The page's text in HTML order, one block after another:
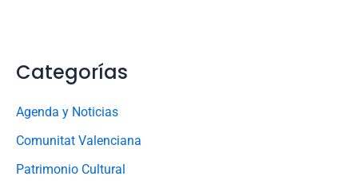
Categorías
Agenda y Noticias
Comunitat Valenciana
Patrimonio Cultural